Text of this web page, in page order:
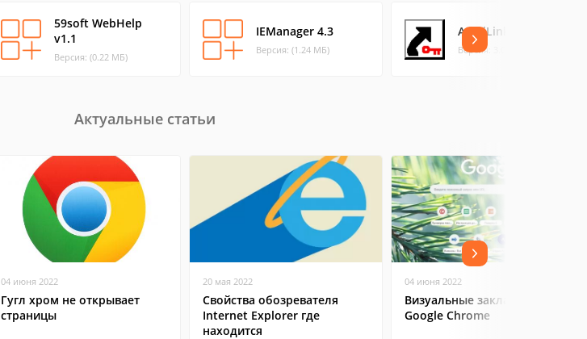
59soft WebHelp
v1.1
Версия: (0.22 МБ)
IEManager 4.3
Версия: (1.24 МБ)
AdmiLink
Версия: 3.0 (1.28 МБ)
Актуальные статьи
04 июня 2022
Гугл хром не открывает
страницы
20 мая 2022
Свойства обозревателя
Internet Explorer где
находится
04 июня 2022
Визуальные закладки для
Google Chrome